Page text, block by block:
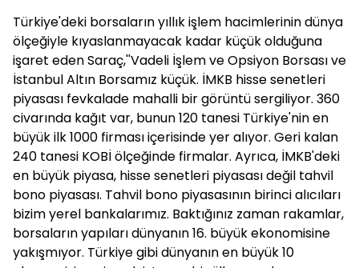
Türkiye'deki borsaların yıllık işlem hacimlerinin dünya
ölçeğiyle kıyaslanmayacak kadar küçük olduğuna
işaret eden Saraç,''Vadeli İşlem ve Opsiyon Borsası ve
İstanbul Altın Borsamız küçük. İMKB hisse senetleri
piyasası fevkalade mahalli bir görüntü sergiliyor. 360
civarında kağıt var, bunun 120 tanesi Türkiye'nin en
büyük ilk 1000 firması içerisinde yer alıyor. Geri kalan
240 tanesi KOBİ ölçeğinde firmalar. Ayrıca, İMKB'deki
en büyük piyasa, hisse senetleri piyasası değil tahvil
bono piyasası. Tahvil bono piyasasının birinci alıcıları
bizim yerel bankalarımız. Baktığınız zaman rakamlar,
borsaların yapıları dünyanın 16. büyük ekonomisine
yakışmıyor. Türkiye gibi dünyanın en büyük 10